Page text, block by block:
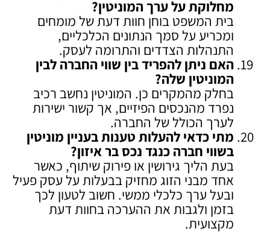
מחלוקת על ערך המוניטין?
בית המשפט בוחן חוות דעת של מומחים
ומכריע על סמך הנתונים הכלכליים,
התנהלות הצדדים והתרומה לעסק.
האם ניתן להפריד בין שווי החברה לבין
המוניטין שלה?
בחלק מהמקרים כן. המוניטין נחשב רכיב
נפרד מהנכסים הפיזיים, אך קשור ישירות
לערך הכולל של החברה.
מתי כדאי להעלות טענות בעניין מוניטין
בשווי חברה כנגד נכס בר איזון?
בעת הליך גירושין או פירוק שיתוף, כאשר
אחד מבני הזוג מחזיק בבעלות על עסק פעיל
ובעל ערך כלכלי ממשי. חשוב לטעון לכך
בזמן ולגבות את ההערכה בחוות דעת
מקצועית.